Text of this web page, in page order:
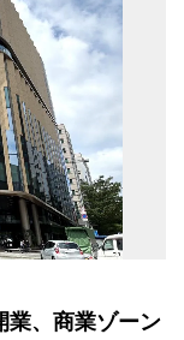
業、商業ゾーン